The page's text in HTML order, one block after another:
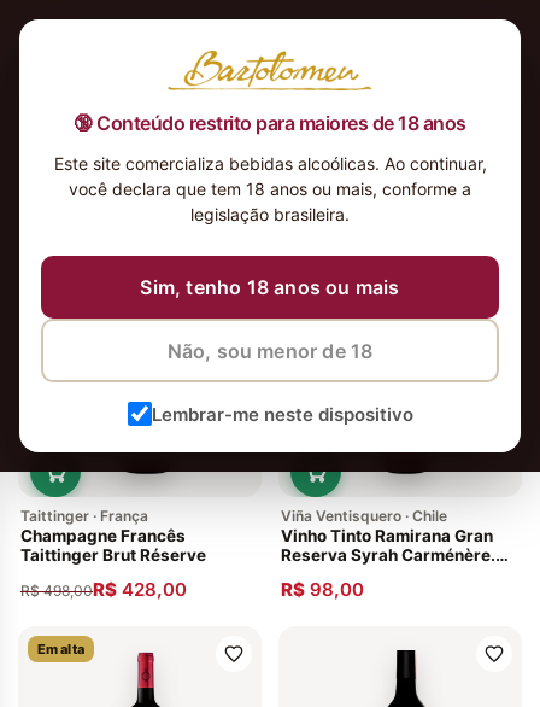
🔞 Conteúdo restrito para maiores de 18 anos
Este site comercializa bebidas alcoólicas. Ao continuar,
você declara que tem 18 anos ou mais, conforme a
legislação brasileira.
Sim, tenho 18 anos ou mais
Não, sou menor de 18
Lembrar-me neste dispositivo
Em alta
Taittinger · França
Champagne Francês
Taittinger Brut Réserve
R$498,00R$ 428,00
Viña Ventisquero · Chile
Vinho Tinto Ramirana Gran
Reserva Syrah Carménère.
R$ 98,00
Em alta